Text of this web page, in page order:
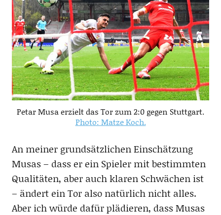
Petar Musa erzielt das Tor zum 2:0 gegen Stuttgart.
Photo: Matze Koch.
An meiner grundsätzlichen Einschätzung
Musas – dass er ein Spieler mit bestimmten
Qualitäten, aber auch klaren Schwächen ist
– ändert ein Tor also natürlich nicht alles.
Aber ich würde dafür plädieren, dass Musas